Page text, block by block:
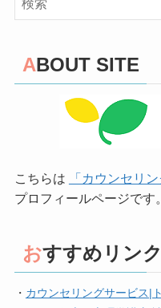
ABOUT SITE
こちらは 「カウンセリ
プロフィールページです。
おすすめリンク
・ カウンセリングサービス|